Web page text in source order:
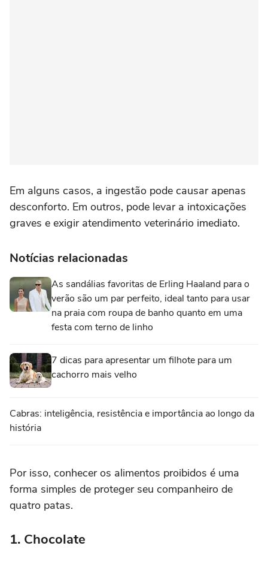
Em alguns casos, a ingestão pode causar apenas
desconforto. Em outros, pode levar a intoxicações
graves e exigir atendimento veterinário imediato.
Notícias relacionadas
As sandálias favoritas de Erling Haaland para o
verão são um par perfeito, ideal tanto para usar
na praia com roupa de banho quanto em uma
festa com terno de linho
7 dicas para apresentar um filhote para um
cachorro mais velho
Cabras: inteligência, resistência e importância ao longo da
história
Por isso, conhecer os alimentos proibidos é uma
forma simples de proteger seu companheiro de
quatro patas.
1. Chocolate